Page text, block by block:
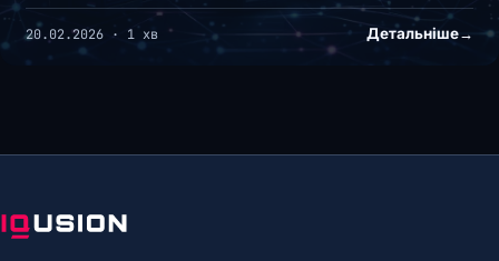
20.02.2026 · 1 хв Детальніше→